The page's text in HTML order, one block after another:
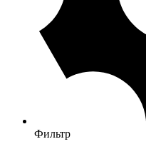
Фильтр